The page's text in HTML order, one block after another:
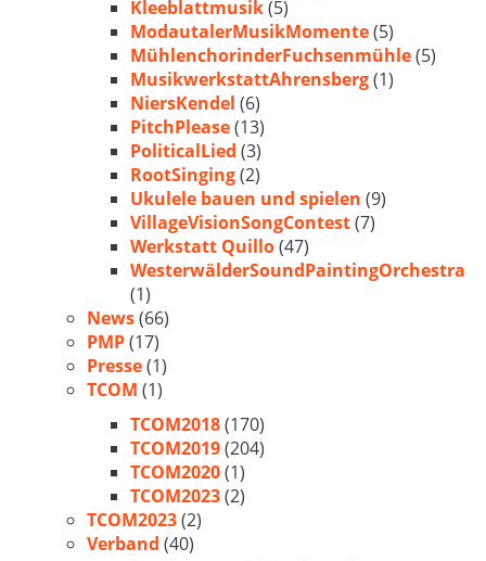
Kleeblattmusik(5)
ModautalerMusikMomente(5)
MühlenchorinderFuchsenmühle(5)
MusikwerkstattAhrensberg(1)
NiersKendel (6)
PitchPlease(13)
PoliticalLied (3)
RootSinging(2)
Ukulele bauen und spielen (9)
VillageVisionSongContest(7)
Werkstatt Quillo(47)
WesterwälderSoundPaintingOrchestra
(1)
News(66)
PMP(17)
Presse(1)
TCOM (1)
TCOM2018(170)
TCOM2019(204)
TCOM2020(1)
TCOM2023(2)
TCOM2023(2)
Verband (40)